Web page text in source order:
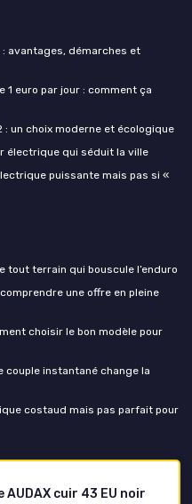
cuir 43 EU noir
avantages, démarches et
euro par jour : comment ça
un choix moderne et écologique
électrique qui séduit la ville
puissante mais pas si «
tout terrain qui bouscule l’enduro
une offre en pleine
choisir le bon modèle pour
couple instantané change la
costaud mais pas parfait pour